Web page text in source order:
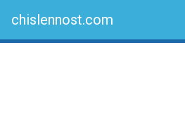
chislennost.com